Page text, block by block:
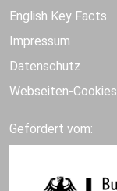
English Key Facts
Impressum
Datenschutz
Webseiten-Cookies
Gefördert vom: